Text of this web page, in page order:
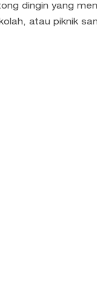
dingin yang
atau piknik